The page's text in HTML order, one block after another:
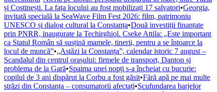
și Costinești. La fața locului au fost mobilizați 17 salvatori•Georgia,
invitată specială la SeaWave Film Fest 2026: film, patrimoniu
UNESCO și dialog cultural la Constanța•Două investiții finanțate
prin PNRR, inaugurate la Techirghiol. Cseke Attila: „Este important
ca Statul Român să susțină mamele, tinerii, pentru a se întoarce la
locul de muncă”•„Astăzi la Constanța”, calendar istoric 7 august –
Scandalul din centrul orașului: firmele de transport, Danton și
problema de la Gară•Spaima unei nopți s-a încheiat cu bucurie:
copilul de 3 ani dispărut la Corbu a fost găsit•Fără apă pe mai multe
străzi din Constanța – consumatorii afectați•Scufundarea barjelor